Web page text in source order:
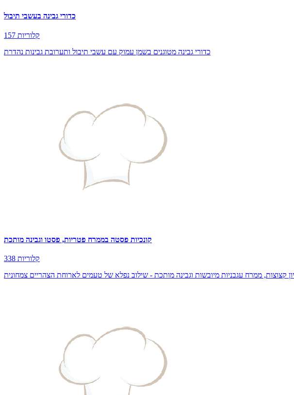
כדורי גבינה בעשבי תיבול
157 קלוריות
כדורי גבינה מטוגנים בשמן עמוק עם עשבי תיבול ותערובת גבינות נהדרת
קונכיות פסטה בממרח פטריות, פסטו וגבינה מותכת
338 קלוריות
קצוצות, ממרח עגבניות מיובשות וגבינה מותכת - שילוב נפלא של טעמים לארוחת הצהריים צמחונית